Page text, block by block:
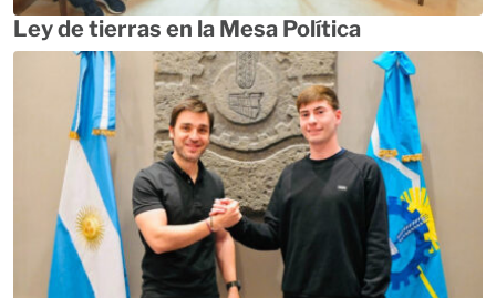
Ley de tierras en la Mesa Política